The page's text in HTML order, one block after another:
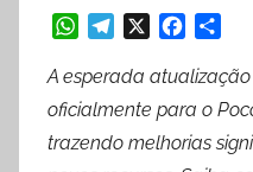
h
a
s
e
l
g
a
c
e
b
h
a
e
A esperada
oficialmente para o
trazendo melhorias